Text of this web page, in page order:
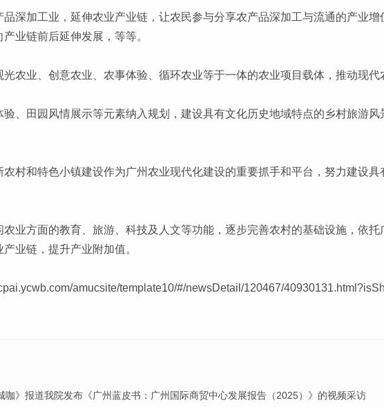
深加工业，延伸农业产业链，让农民参与分享农产品深加工与流通的产业
业链前后延伸发展，等等。
光农业、创意农业、农事体验、循环农业等于一体的农业项目载体，推动现
、田园风情展示等元素纳入规划，建设具有文化历史地域特点的乡村旅游风
农村和特色小镇建设作为广州农业现代化建设的重要抓手和平台，努力建设
农业方面的教育、旅游、科技及人文等功能，逐步完善农村的基础设施，依
业链，提升产业附加值。
amucsite/template10/#/newsDetail/120467/
咖》报道我院发布《广州蓝皮书：广州国际商贸中心发展报告（2025）》的视频采访